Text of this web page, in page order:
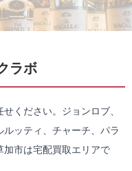
ラボ
ください。ジョンロブ、
ッティ、チャーチ、パラ
加市は宅配買取エリアで